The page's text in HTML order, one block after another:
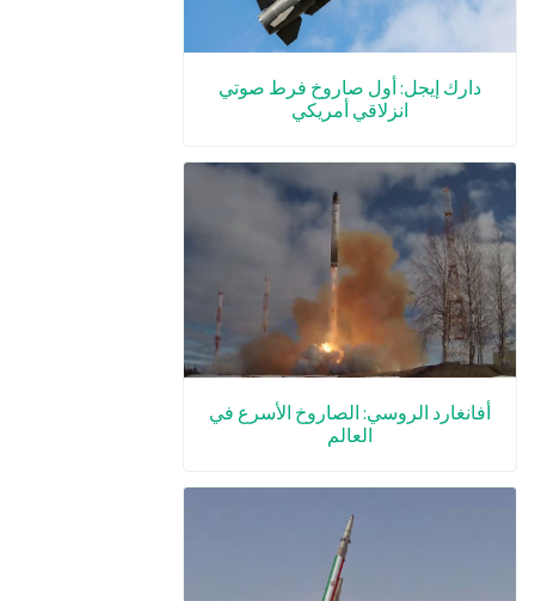
دارك إيجل: أول صاروخ فرط صوتي
انزلاقي أمريكي
أفانغارد الروسي: الصاروخ الأسرع في
العالم